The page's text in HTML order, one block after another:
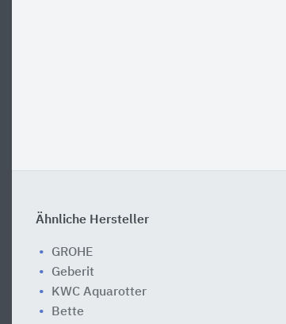
Ähnliche Hersteller
GROHE
Geberit
KWC Aquarotter
Bette